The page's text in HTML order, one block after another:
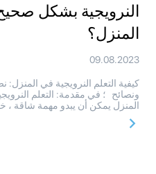
النرويجية بشكل
المنزل؟
09.08.2023
كيفية التعلم النرويجية في المنزل:
ونصائح ؛ في مقدمة: التعلم
المنزل يمكن أن يبدو مهمة شاقة ،